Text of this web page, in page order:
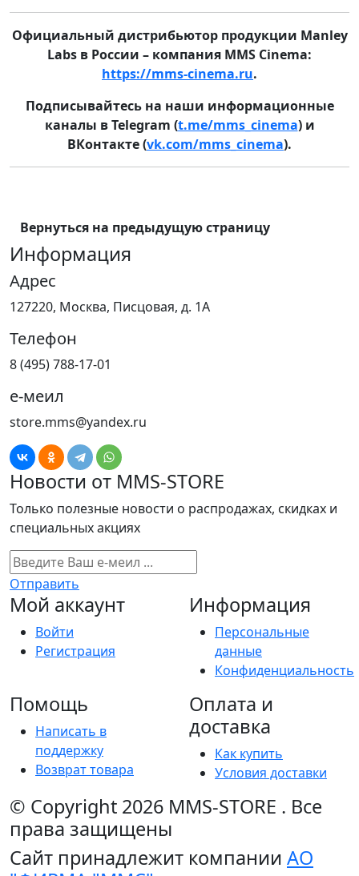
Официальный дистрибьютор продукции Manley
Labs в России – компания MMS Cinema:
https://mms-cinema.ru.
Подписывайтесь на наши информационные
каналы в Telegram (t.me/mms_cinema) и
ВКонтакте (vk.com/mms_cinema).
Вернуться на предыдущую страницу
Информация
Адрес
127220, Москва, Писцовая, д. 1А
Телефон
8 (495) 788-17-01
е-меил
store.mms@yandex.ru
Новости от MMS-STORE
Только полезные новости о распродажах, скидках и
специальных акциях
Отправить
Мой аккаунт
Войти
Регистрация
Информация
Персональные
данные
Конфиденциальность
Помощь
Написать в
поддержку
Возврат товара
Оплата и
доставка
Как купить
Условия доставки
© Copyright 2026 MMS-STORE . Все
права защищены
Сайт принадлежит компании АО